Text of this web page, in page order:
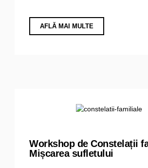
AFLĂ MAI MULTE
Workshop de Constelații
Mișcarea sufletului